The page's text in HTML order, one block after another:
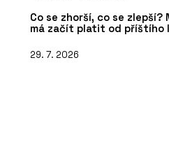
Co se zhorší, co se zlepší?
má začít platit od příštího
29. 7. 2026